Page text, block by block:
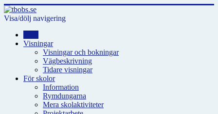
Visa/dölj navigering
Visningar
Visningar och bokningar
Vägbeskrivning
Tidare visningar
För skolor
Information
Rymdungarna
Mera skolaktiviteter